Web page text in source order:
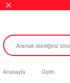
Anasayfa Giyim